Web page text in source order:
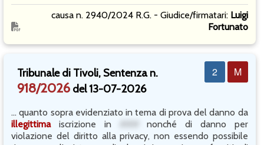
causa n. 2940/2024 R.G. - Giudice/firmatari: Luigi
Fortunato
M
2
Tribunale di Tivoli, Sentenza n.
918/2026del 13-07-2026
... quanto sopra evidenziato in tema di prova del danno da
illegittimaiscrizione in
nonché di danno per
violazione del diritto alla privacy, non essendo possibile